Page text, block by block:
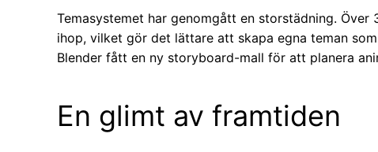
Temasystemet har genomgått en storstädning.
ihop, vilket gör det lättare att skapa egna teman
Blender fått en ny storyboard-mall för att planera
En glimt av framtiden